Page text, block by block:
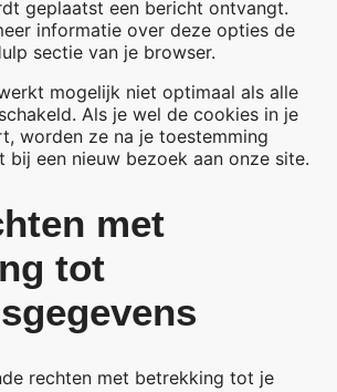
geplaatst een bericht ontvangt.
informatie over deze opties de
sectie van je browser.
mogelijk niet optimaal als alle
Als je wel de cookies in je
worden ze na je toestemming
bij een nieuw bezoek aan onze site.
met
tot
rechten met betrekking tot je